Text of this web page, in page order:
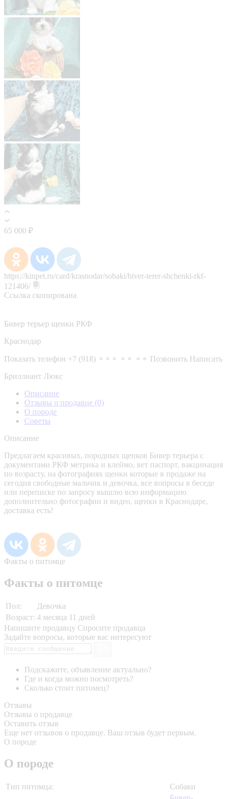
65 000 ₽
https://kinpet.ru/card/krasnodar/sobaki/biver-terer-shchenki-rkf-
121406/
Ссылка скопирована
Бивер терьер щенки РКФ
Краснодар
Показать телефон +7 (918) ⚬⚬⚬ ⚬⚬ ⚬⚬ Позвонить Написать
Бриллиант Люкс
Описание
Отзывы о продавце (0)
О породе
Советы
Описание
Предлагаем красивых, породных щенков Бивер терьера с
документами РКФ метрика и клеймо, вет паспорт, вакцинация
по возрасту, на фотографиях щенки которые в продаже на
сегодня свободные мальчик и девочка, все вопросы в беседе
или переписке по запросу вышлю всю информацию
дополнительно фотографии и видео, щенки в Краснодаре,
доставка есть!
Факты о питомце
Факты о питомце
Пол:
Девочка
Возраст: 4 месяца 11 дней
Напишите продавцу Спросите продавца
Задайте вопросы, которые вас интересуют
Подскажите, объявление актуально?
Где и когда можно посмотреть?
Сколько стоит питомец?
Отзывы
Отзывы о продавце
Оставить отзыв
Еще нет отзывов о продавце. Ваш отзыв будет первым.
О породе
О породе
Тип питомца:
Собаки